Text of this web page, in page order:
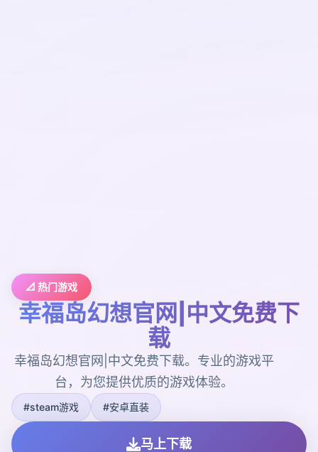
📐 热门游戏
幸福岛幻想官网|中文免费下
载
幸福岛幻想官网|中文免费下载。专业的游戏平
台，为您提供优质的游戏体验。
#steam游戏 #安卓直装
马上下载